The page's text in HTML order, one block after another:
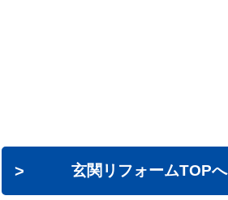
玄関リフォームTOPへ